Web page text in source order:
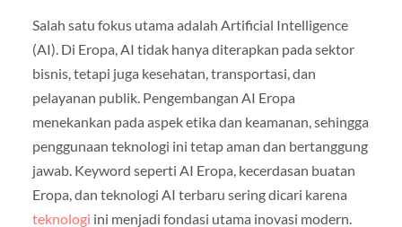
Salah satu fokus utama adalah Artificial Intelligence
(AI). Di Eropa, AI tidak hanya diterapkan pada sektor
bisnis, tetapi juga kesehatan, transportasi, dan
pelayanan publik. Pengembangan AI Eropa
menekankan pada aspek etika dan keamanan, sehingga
penggunaan teknologi ini tetap aman dan bertanggung
jawab. Keyword seperti AI Eropa, kecerdasan buatan
Eropa, dan teknologi AI terbaru sering dicari karena
teknologi ini menjadi fondasi utama inovasi modern.